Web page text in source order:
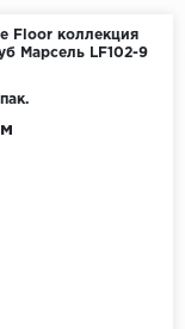
Floor коллекция
Марсель LF102-9